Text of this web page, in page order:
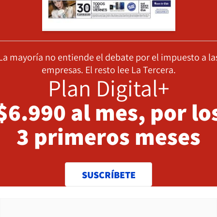
mayoría no entiende el debate por el impuesto a
empresas. El resto lee La Tercera.
Plan Digital+
al mes, por
3 primeros meses
SUSCRÍBETE